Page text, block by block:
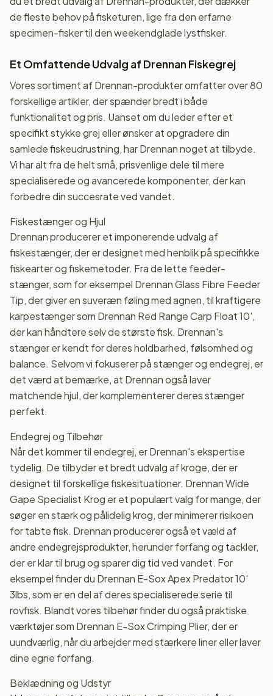
de fleste behov på fisketuren, lige fra den erfarne
specimen-fisker til den weekendglade lystfisker.
Et Omfattende Udvalg af Drennan Fiskegrej
Vores sortiment af Drennan-produkter omfatter over 80
forskellige artikler, der spænder bredt i både
funktionalitet og pris. Uanset om du leder efter et
specifikt stykke grej eller ønsker at opgradere din
samlede fiskeudrustning, har Drennan noget at tilbyde.
Vi har alt fra de helt små, prisvenlige dele til mere
specialiserede og avancerede komponenter, der kan
forbedre din succesrate ved vandet.
Fiskestænger og Hjul
Drennan producerer et imponerende udvalg af
fiskestænger, der er designet med henblik på specifikke
fiskearter og fiskemetoder. Fra de lette feeder-
stænger, som for eksempel Drennan Glass Fibre Feeder
Tip, der giver en suveræn føling med agnen, til kraftigere
karpestænger som Drennan Red Range Carp Float 10',
der kan håndtere selv de største fisk. Drennan's
stænger er kendt for deres holdbarhed, følsomhed og
balance. Selvom vi fokuserer på stænger og endegrej, er
det værd at bemærke, at Drennan også laver
matchende hjul, der komplementerer deres stænger
perfekt.
Endegrej og Tilbehør
Når det kommer til endegrej, er Drennan's ekspertise
tydelig. De tilbyder et bredt udvalg af kroge, der er
designet til forskellige fiskesituationer. Drennan Wide
Gape Specialist Krog er et populært valg for mange, der
søger en stærk og pålidelig krog, der minimerer risikoen
for tabte fisk. Drennan producerer også et væld af
andre endegrejsprodukter, herunder forfang og tackler,
der er klar til brug og sparer dig tid ved vandet. For
eksempel finder du Drennan E-Sox Apex Predator 10'
3lbs, som er en del af deres specialiserede serie til
rovfisk. Blandt vores tilbehør finder du også praktiske
værktøjer som Drennan E-Sox Crimping Plier, der er
uundværlig, når du arbejder med stærkere liner eller laver
dine egne forfang.
Beklædning og Udstyr